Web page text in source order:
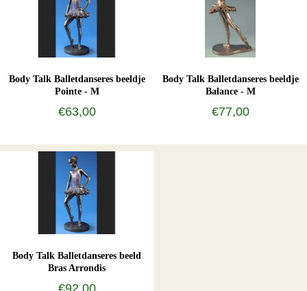
Body Talk Balletdanseres beeldje
Pointe - M
€63,00
Body Talk Balletdanseres beeldje
Balance - M
€77,00
Body Talk Balletdanseres beeld
Bras Arrondis